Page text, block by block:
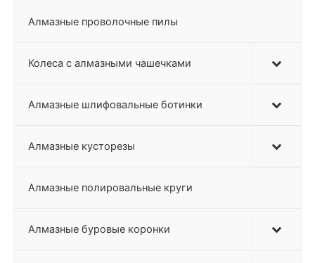
Алмазные проволочные пилы
Колеса с алмазными чашечками
Алмазные шлифовальные ботинки
Алмазные кусторезы
Алмазные полировальные круги
Алмазные буровые коронки